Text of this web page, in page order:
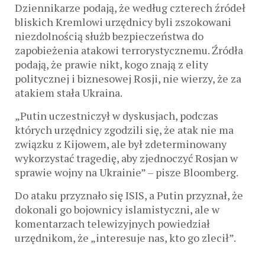
Dziennikarze podają, że według czterech źródeł
bliskich Kremlowi urzędnicy byli zszokowani
niezdolnością służb bezpieczeństwa do
zapobieżenia atakowi terrorystycznemu. Źródła
podają, że prawie nikt, kogo znają z elity
politycznej i biznesowej Rosji, nie wierzy, że za
atakiem stała Ukraina.
„Putin uczestniczył w dyskusjach, podczas
których urzędnicy zgodzili się, że atak nie ma
związku z Kijowem, ale był zdeterminowany
wykorzystać tragedię, aby zjednoczyć Rosjan w
sprawie wojny na Ukrainie” – pisze Bloomberg.
Do ataku przyznało się ISIS, a Putin przyznał, że
dokonali go bojownicy islamistyczni, ale w
komentarzach telewizyjnych powiedział
urzędnikom, że „interesuje nas, kto go zlecił”.